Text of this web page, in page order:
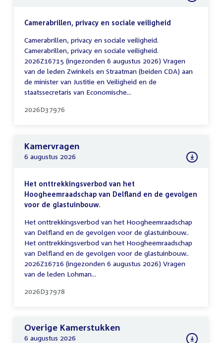
Camerabrillen, privacy en sociale veiligheid
Camerabrillen, privacy en sociale veiligheid.
Camerabrillen, privacy en sociale veiligheid.
2026Z16715 (ingezonden 6 augustus 2026) Vragen
van de leden Zwinkels en Straatman (beiden CDA) aan
de minister van Justitie en Veiligheid en de
staatssecretaris van Economische...
2026D37976
Kamervragen
6 augustus 2026
Het onttrekkingsverbod van het
Hoogheemraadschap van Delfland en de gevolgen
voor de glastuinbouw.
Het onttrekkingsverbod van het Hoogheemraadschap
van Delfland en de gevolgen voor de glastuinbouw..
Het onttrekkingsverbod van het Hoogheemraadschap
van Delfland en de gevolgen voor de glastuinbouw..
2026Z16716 (ingezonden 6 augustus 2026) Vragen
van de leden Lohman...
2026D37978
Overige Kamerstukken
6 augustus 2026